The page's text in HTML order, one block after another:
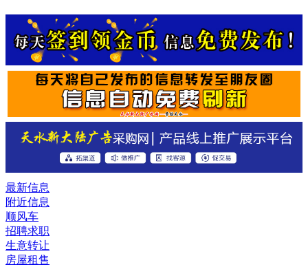
最新信息
附近信息
顺风车
招聘求职
生意转让
房屋租售